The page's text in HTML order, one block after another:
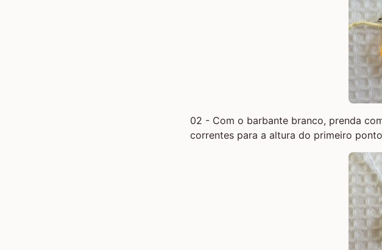
02 - Com o barbante branco, prenda
correntes para a altura do primeiro